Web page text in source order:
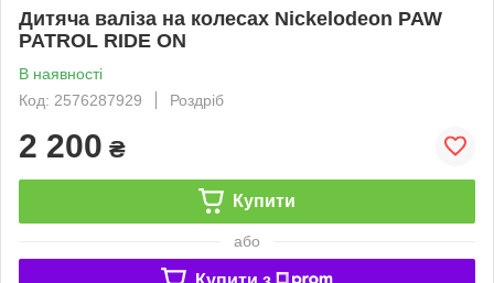
Дитяча валіза на колесах Nickelodeon PAW
PATROL RIDE ON
В наявності
Код: 2576287929
Роздріб
2 200 ₴
Купити
або